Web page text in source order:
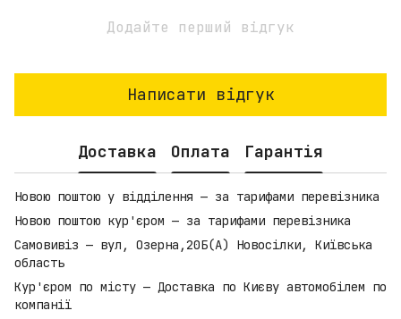
Додайте перший відгук
Написати відгук
Доставка Оплата Гарантія
Новою поштою у відділення — за тарифами перевізника
Новою поштою кур'єром — за тарифами перевізника
Самовивіз — вул, Озерна,20Б(А) Новосілки, Київська
область
Кур'єром по місту — Доставка по Києву автомобілем по
компанії